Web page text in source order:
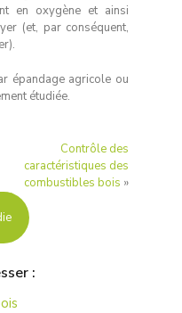
en oxygène et ainsi
(et, par conséquent,
épandage agricole ou
étudiée.
Contrôle des
caractéristiques des
combustibles bois »
: